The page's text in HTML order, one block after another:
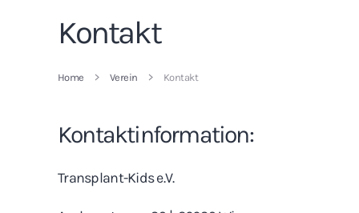
Kontakt
Home Verein Kontakt
Kontaktinformation:
Transplant-Kids e.V.